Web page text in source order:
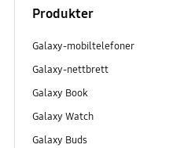
Produkter
Galaxy-mobiltelefoner
Galaxy-nettbrett
Galaxy Book
Galaxy Watch
Galaxy Buds